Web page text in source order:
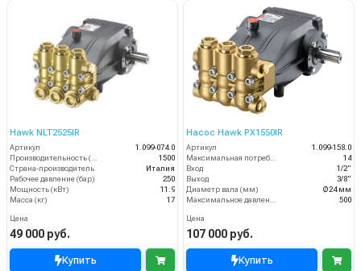
Hawk NLT2525IR
Артикул
1.099-074.0
1500
Страна-производитель
Италия
Рабочее давление (бар)
250
Мощность (кВт)
11.9
Масса (кг)
17
Цена
49 000 руб.
Купить
Насос Hawk PX1550IR
Артикул
1.099-158.0
14
Вход
1/2”
Выход
3/8”
Диаметр вала (мм)
Ø24 мм
500
Цена
107 000 руб.
Купить